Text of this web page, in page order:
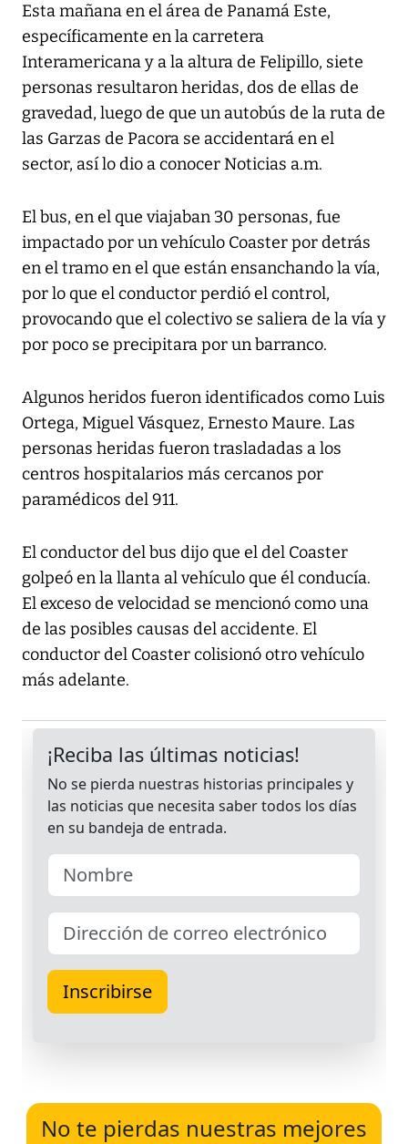
Esta mañana en el área de Panamá Este,
específicamente en la carretera
Interamericana y a la altura de Felipillo, siete
personas resultaron heridas, dos de ellas de
gravedad, luego de que un autobús de la ruta de
las Garzas de Pacora se accidentará en el
sector, así lo dio a conocer Noticias a.m.
El bus, en el que viajaban 30 personas, fue
impactado por un vehículo Coaster por detrás
en el tramo en el que están ensanchando la vía,
por lo que el conductor perdió el control,
provocando que el colectivo se saliera de la vía y
por poco se precipitara por un barranco.
Algunos heridos fueron identificados como Luis
Ortega, Miguel Vásquez, Ernesto Maure. Las
personas heridas fueron trasladadas a los
centros hospitalarios más cercanos por
paramédicos del 911.
El conductor del bus dijo que el del Coaster
golpeó en la llanta al vehículo que él conducía.
El exceso de velocidad se mencionó como una
de las posibles causas del accidente. El
conductor del Coaster colisionó otro vehículo
más adelante.
No te pierdas nuestras mejores